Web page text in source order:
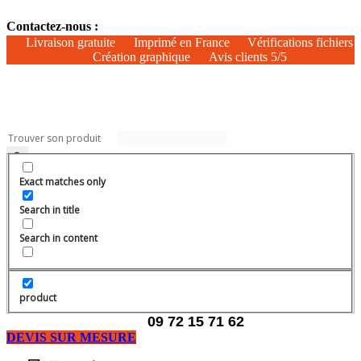
au
contenu
Contactez-nous :
Livraison gratuite
Imprimé en France
Vérifications fichiers
Création graphique
Avis clients 5/5
Exact matches only
Search in title
Search in content
product
09 72 15 71 62
DEVIS SUR MESURE